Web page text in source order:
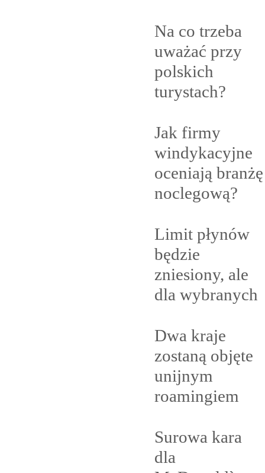
Na co trzeba
uważać przy
polskich
turystach?
Jak firmy
windykacyjne
oceniają branżę
noclegową?
Limit płynów
będzie
zniesiony, ale
dla wybranych
Dwa kraje
zostaną objęte
unijnym
roamingiem
Surowa kara
dla